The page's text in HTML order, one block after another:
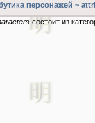
персонажей ~
состоит из